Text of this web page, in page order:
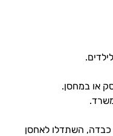
או במחסן.
כבדה, השתדלו לאחסן